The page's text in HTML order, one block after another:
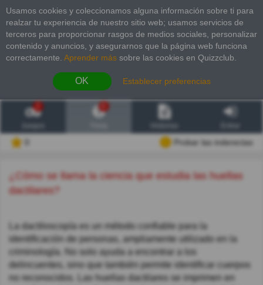
Usamos cookies y coleccionamos alguna información sobre ti para
realzar tu experiencia de nuestro sitio web; usamos servicios de
terceros para proporcionar rasgos de medios sociales, personalizar
contenido y anuncios, y asegurarnos que la página web funciona
correctamente. Aprender más sobre las cookies en Quizzclub.
OK Establecer preferencias
2
Probar las inderectas
¿Cómo se llama la ciencia que estudia las huellas
dactilares?
La dactiloscopía es un método confiable para la
identificación de personas, ampliamente utilizado en la
criminología. No solo ayuda a encontrar a los
delincuentes, sino que también permite identificar cuerpos
no reconocidos. Las huellas dactilares se imprimen en